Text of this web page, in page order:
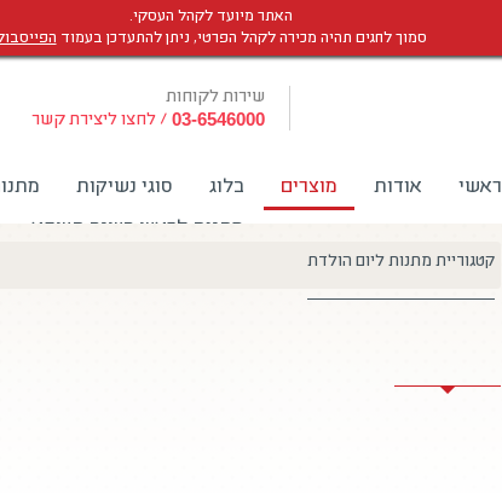
האתר מיועד לקהל העסקי.
סמוך לחגים תהיה מכירה לקהל הפרטי, ניתן להתעדכן בעמוד
שירות לקוחות
03-6546000
/ לחצו ליצירת קשר
ראשי אודות מוצרים בלוג סוגי נשיקות
מתנות לראש השנה תשפא
קטגוריית מתנות ליום הולדת